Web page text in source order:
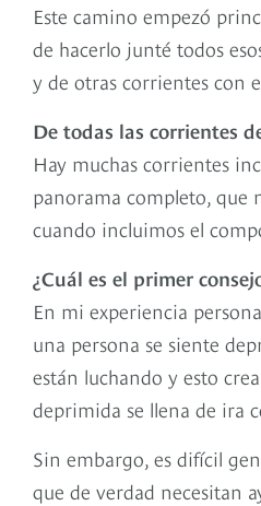
Este camino empezó
de hacerlo junté todos
y de otras corrientes con
De todas las corrientes
Hay muchas corrientes
panorama completo, que
cuando incluimos el
¿Cuál es el primer
En mi experiencia
una persona se siente
están luchando y esto
deprimida se llena de ira
Sin embargo, es difícil
que de verdad necesitan